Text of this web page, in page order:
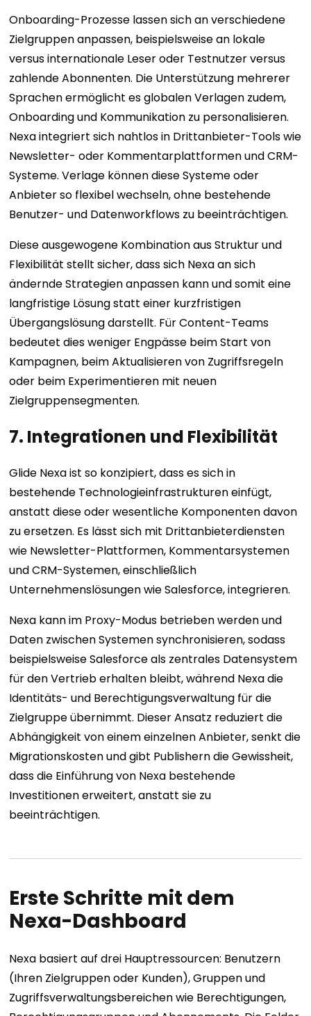
Onboarding-Prozesse lassen sich an verschiedene
Zielgruppen anpassen, beispielsweise an lokale
versus internationale Leser oder Testnutzer versus
zahlende Abonnenten. Die Unterstützung mehrerer
Sprachen ermöglicht es globalen Verlagen zudem,
Onboarding und Kommunikation zu personalisieren.
Nexa integriert sich nahtlos in Drittanbieter-Tools wie
Newsletter- oder Kommentarplattformen und CRM-
Systeme. Verlage können diese Systeme oder
Anbieter so flexibel wechseln, ohne bestehende
Benutzer- und Datenworkflows zu beeinträchtigen.
Diese ausgewogene Kombination aus Struktur und
Flexibilität stellt sicher, dass sich Nexa an sich
ändernde Strategien anpassen kann und somit eine
langfristige Lösung statt einer kurzfristigen
Übergangslösung darstellt. Für Content-Teams
bedeutet dies weniger Engpässe beim Start von
Kampagnen, beim Aktualisieren von Zugriffsregeln
oder beim Experimentieren mit neuen
Zielgruppensegmenten.
7. Integrationen und Flexibilität
Glide Nexa ist so konzipiert, dass es sich in
bestehende Technologieinfrastrukturen einfügt,
anstatt diese oder wesentliche Komponenten davon
zu ersetzen. Es lässt sich mit Drittanbieterdiensten
wie Newsletter-Plattformen, Kommentarsystemen
und CRM-Systemen, einschließlich
Unternehmenslösungen wie Salesforce, integrieren.
Nexa kann im Proxy-Modus betrieben werden und
Daten zwischen Systemen synchronisieren, sodass
beispielsweise Salesforce als zentrales Datensystem
für den Vertrieb erhalten bleibt, während Nexa die
Identitäts- und Berechtigungsverwaltung für die
Zielgruppe übernimmt. Dieser Ansatz reduziert die
Abhängigkeit von einem einzelnen Anbieter, senkt die
Migrationskosten und gibt Publishern die Gewissheit,
dass die Einführung von Nexa bestehende
Investitionen erweitert, anstatt sie zu
beeinträchtigen.
Erste Schritte mit dem
Nexa-Dashboard
Nexa basiert auf drei Hauptressourcen: Benutzern
(Ihren Zielgruppen oder Kunden), Gruppen und
Zugriffsverwaltungsbereichen wie Berechtigungen,